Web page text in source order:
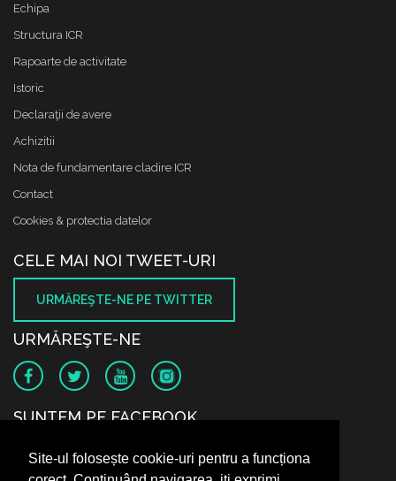
Site-ul folosește cookie-uri pentru a funcționa
Echipa
Structura ICR
Rapoarte de activitate
Istoric
Declaraţii de avere
Achizitii
Nota de fundamentare cladire ICR
Contact
Cookies & protectia datelor
CELE MAI NOI TWEET-URI
URMĂREŞTE-NE PE TWITTER
URMĂREŞTE-NE
SUNTEM PE FACEBOOK